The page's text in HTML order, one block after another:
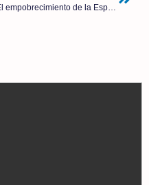
El empobrecimiento de la España de Sánchez: el número de trabajadores que cobran el SMI se ha triplicado